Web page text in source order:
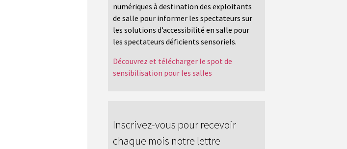
numériques à destination des exploitants
de salle pour informer les spectateurs sur
les solutions d’accessibilité en salle pour
les spectateurs déficients sensoriels.
Découvrez et télécharger le spot de
sensibilisation pour les salles
Inscrivez-vous pour recevoir
chaque mois notre lettre